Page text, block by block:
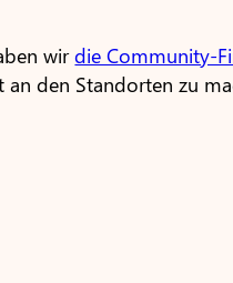
wirdie Community-
den Standorten zu